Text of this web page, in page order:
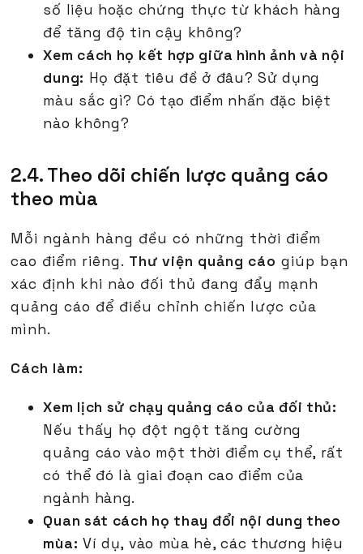
số liệu hoặc chứng thực từ khách hàng
để tăng độ tin cậy không?
Xem cách họ kết hợp giữa hình ảnh và nội
dung: Họ đặt tiêu đề ở đâu? Sử dụng
màu sắc gì? Có tạo điểm nhấn đặc biệt
nào không?
2.4. Theo dõi chiến lược quảng cáo
theo mùa
Mỗi ngành hàng đều có những thời điểm
cao điểm riêng. Thư viện quảng cáo giúp bạn
xác định khi nào đối thủ đang đẩy mạnh
quảng cáo để điều chỉnh chiến lược của
mình.
Cách làm:
Xem lịch sử chạy quảng cáo của đối thủ:
Nếu thấy họ đột ngột tăng cường
quảng cáo vào một thời điểm cụ thể, rất
có thể đó là giai đoạn cao điểm của
ngành hàng.
Quan sát cách họ thay đổi nội dung theo
mùa: Ví dụ, vào mùa hè, các thương hiệu